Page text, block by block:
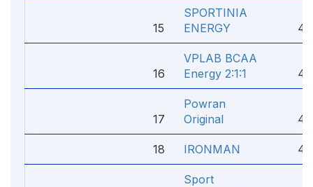
15
SPORTINIA
ENERGY
16
VPLAB BCAA
Energy 2:1:1
17
Powran
Original
4.3
18 IRONMAN 4.2
Sport